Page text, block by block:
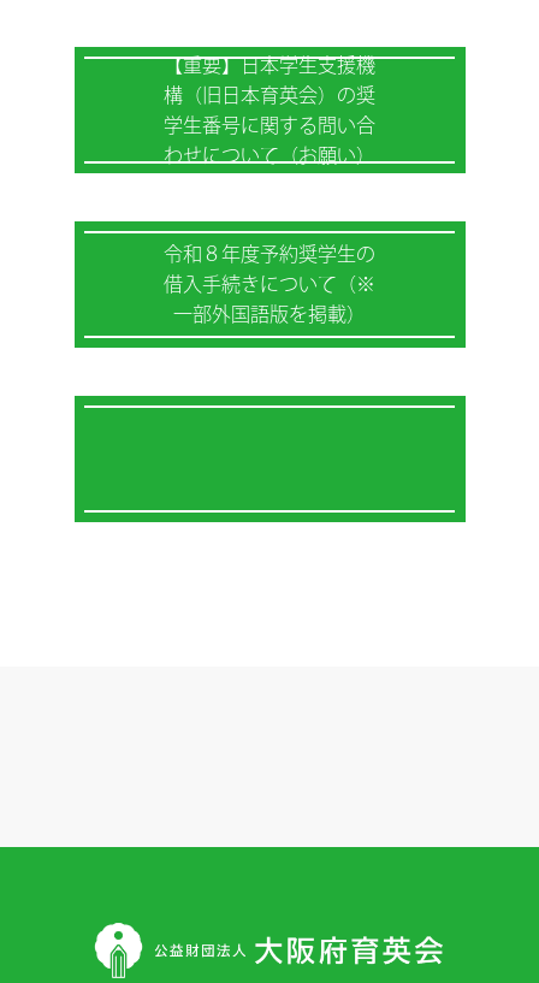
【重要】日本学生支援機
構（旧日本育英会）の奨
学生番号に関する問い合
わせについて（お願い）
令和８年度予約奨学生の
借入手続きについて（※
一部外国語版を掲載）